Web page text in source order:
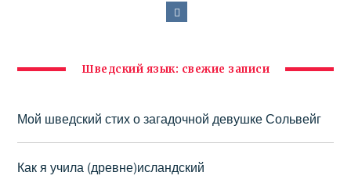
Шведский язык: свежие записи
Мой шведский стих о загадочной девушке Сольвейг
Как я учила (древне)исландский